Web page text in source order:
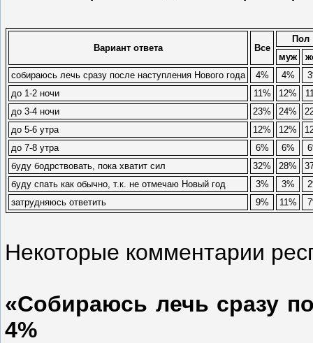
Вариант ответа Все
Пол
муж
собираюсь лечь сразу после наступления Нового года
4% 4%
до 1-2 ночи
11% 12%
до 3-4 ночи
23% 24%
до 5-6 утра
12% 12%
до 7-8 утра
6% 6%
буду бодрствовать, пока хватит сил
32% 28%
буду спать как обычно, т.к. не отмечаю Новый год
3% 3%
затрудняюсь ответить
9% 11%
Некоторые комментарии
«Собираюсь лечь сразу
4%